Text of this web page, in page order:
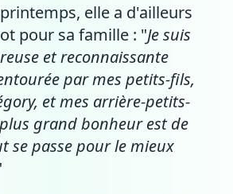
elle a d'ailleurs
pour sa famille : "Je suis
et reconnaissante
par mes petits-fils,
et mes arrière-petits-
grand bonheur est de
se passe pour le mieux